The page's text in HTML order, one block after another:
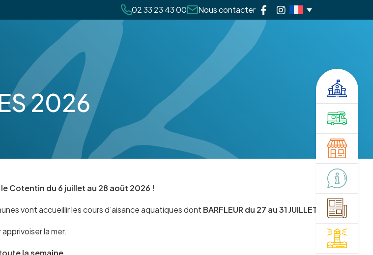
02 33 23 43 00 Nous contacter
2026
Cotentin du 6 juillet au 28 août 2026 !
vont accueillir les cours d’aisance aquatiques dont BARFLEUR du 27 au 31 JUILLET 2026 !
la mer.
la semaine.